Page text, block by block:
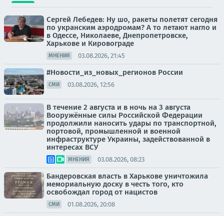
Сергей Лебедев: Ну шо, ракеты полетят сегодня
по укранским аэродромам? А то летают нагло и
в Одессе, Николаеве, Днепропетровске,
Харькове и Кировограде
МНЕНИЯ 03.08.2026, 21:45
#Новости_из_новых_регионов России
СМИ 03.08.2026, 12:56
В течение 2 августа и в ночь на 3 августа
Вооружённые силы Российской Федерации
продолжили наносить удары по транспортной,
портовой, промышленной и военной
инфраструктуре Украины, задействованной в
интересах ВСУ
МНЕНИЯ 03.08.2026, 08:23
Бандеровская власть в Харькове уничтожила
мемориальную доску в честь того, кто
освобождал город от нацистов
СМИ 01.08.2026, 20:08